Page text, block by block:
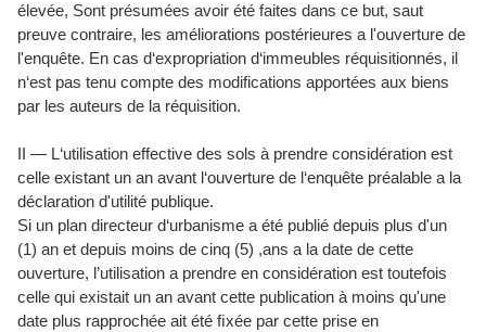
élevée, Sont présumées avoir été faites dans ce but, saut
preuve contraire, les améliorations postérieures a l'ouverture de
l'enquête. En cas d‘expropriation d‘immeubles réquisitionnés, il
n‘est pas tenu compte des modifications apportées aux biens
par les auteurs de la réquisition.
II — L‘utilisation effective des sols à prendre considération est
celle existant un an avant l‘ouverture de l‘enquête préalable a la
déclaration d'utilité publique.
Si un plan directeur d‘urbanisme a été publié depuis plus d'un
(1) an et depuis moins de cinq (5) ,ans a la date de cette
ouverture, l’utilisation a prendre en considération est toutefois
celle qui existait un an avant cette publication à moins qu'une
date plus rapprochée ait été ﬁxée par cette prise en